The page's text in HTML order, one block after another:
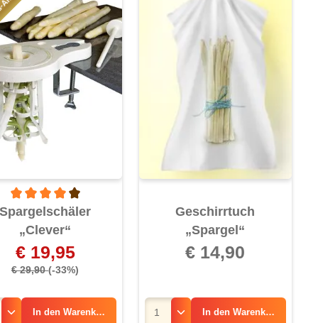
von 5 Sternen
Durchschnittliche Bewertung von 4 von 5 Sternen
Spargelschäler
„Clever“
€ 19,95
€ 29,90(-33%)
In den Warenkorb
Geschirrtuch
„Spargel“
€ 14,90
In den Warenkorb